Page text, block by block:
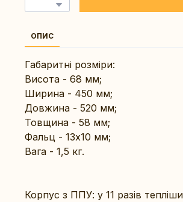
ОПИС
Габаритні розміри:
Висота - 68 мм;
Ширина - 450 мм;
Довжина - 520 мм;
Товщина - 58 мм;
Фальц - 13х10 мм;
Вага - 1,5 кг.
Корпус з ППУ: у 11 разів